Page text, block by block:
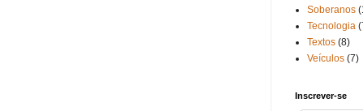
Soberanos
Tecnologia
Textos (8)
Veículos (7)
Inscrever-se